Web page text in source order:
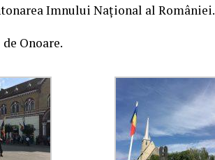
Imnului Național al României.
Onoare.